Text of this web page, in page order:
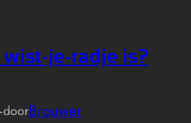
je-radje is?
doorBrouwer